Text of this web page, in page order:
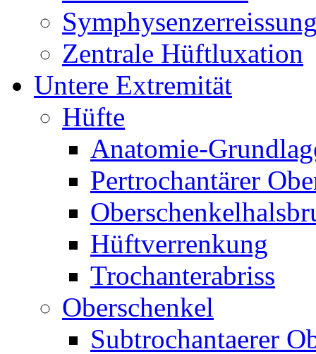
Zentrale Hüftluxation
Untere Extremität
Hüfte
Anatomie-
Pertrochantärer
Hüftverrenkung
Trochanterabriss
Oberschenkel
Subtrochantaerer